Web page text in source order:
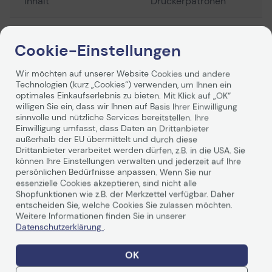
Herstellers
934XL/935XL
Shop
Herstellernummer
18-540
Verpackungseinheit 4 St.
Verpackungseinheit
(lang)
1 Pack = 4 St.
Produkttyp
Weiterlesen
Bewertungen
Zusammenfassung
0
Cookie-Einstellungen
Wir möchten auf unserer Website Cookies und andere
Technologien (kurz „Cookies“) verwenden, um Ihnen ein
optimales Einkaufserlebnis zu bieten. Mit Klick auf „OK“
willigen Sie ein, dass wir Ihnen auf Basis Ihrer Einwilligung
sinnvolle und nützliche Services bereitstellen. Ihre
Einwilligung umfasst, dass Daten an Drittanbieter
außerhalb der EU übermittelt und durch diese
Drittanbieter verarbeitet werden dürfen, z.B. in die USA. Sie
können Ihre Einstellungen verwalten und jederzeit auf Ihre
persönlichen Bedürfnisse anpassen. Wenn Sie nur
essenzielle Cookies akzeptieren, sind nicht alle
Shopfunktionen wie z.B. der Merkzettel verfügbar. Daher
entscheiden Sie, welche Cookies Sie zulassen möchten.
Weitere Informationen finden Sie in unserer
Datenschutzerklärung .
OK